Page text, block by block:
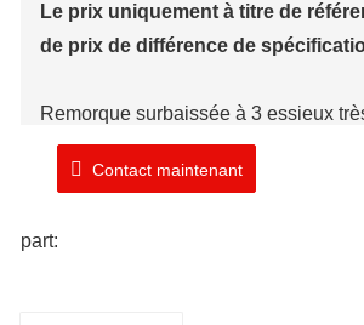
Le prix uniquement à titre de
de prix de différence de
Remorque surbaissée à 3 essieux
le secteur du transport de machines
avec un centre de gravité stable, une
Contact maintenant
part: